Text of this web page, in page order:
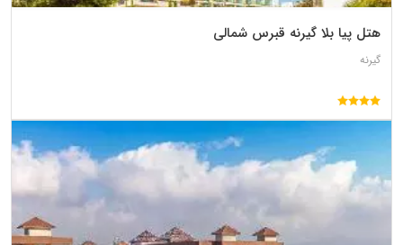
هتل پیا بلا گیرنه قبرس شمالی
گیرنه